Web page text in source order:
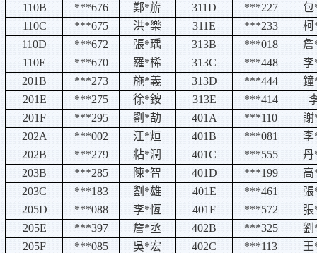
110B
***676 鄭*旂 311D ***227 包
110C
***675 洪*樂 311E ***233 柯
110D
***672 張*瑀 313B ***018 詹
110E
***670 羅*桸 313C ***448 李
201B
***273 施*義 313D ***444 鐘
201E
***275 徐*銨 313E ***414
201F
***295 劉 *劼 401A ***110 謝
202A
***002 江*烜 401B ***081 李
202B
***279 粘*潤 401C ***555 丹
203B
***285 陳*智 401D ***199 高
203C
***183 劉 *雄 401E ***461 張
205D
***088 李*恆 401F ***572 張
205E
***397 詹*丞 402B ***325 劉
205F
***085 吳*宏 402C ***113 王